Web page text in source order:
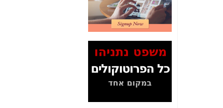
2" על תעלולי השר
משה כחלון -כאן
המשך חשיפת הבלוף
ששמו "מהפיכת
הסלולר" ואיך מסרסים
כאן
סיכום ביקור בסיליקון